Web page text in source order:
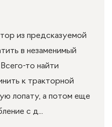
из предсказуемой
в незаменимый
то найти
к тракторной
лопату, а потом еще
с д...